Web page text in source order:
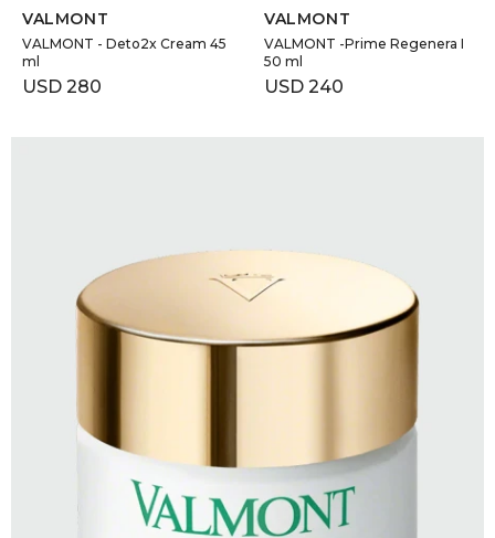
VALMONT
VALMONT - Deto2x Cream 45
ml
USD 280
VALMONT
VALMONT -Prime Regenera I
50 ml
USD 240